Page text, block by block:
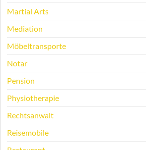
Martial Arts
Mediation
Möbeltransporte
Notar
Pension
Physiotherapie
Rechtsanwalt
Reisemobile